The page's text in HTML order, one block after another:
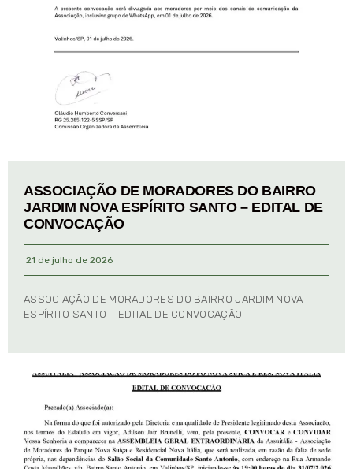
ASSOCIAÇÃO DE MORADORES DO BAIRRO
JARDIM NOVA ESPÍRITO SANTO – EDITAL DE
CONVOCAÇÃO
21 de julho de 2026
ASSOCIAÇÃO DE MORADORES DO BAIRRO JARDIM NOVA
ESPÍRITO SANTO – EDITAL DE CONVOCAÇÃO